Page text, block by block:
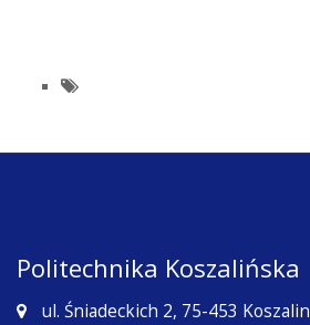
Politechnika Koszalińska
ul. Śniadeckich 2, 75-453 Koszalin